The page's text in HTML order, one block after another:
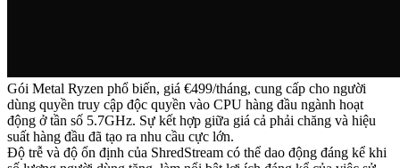
Gói Metal Ryzen phổ biến, giá €499/tháng, cung cấp cho người
dùng quyền truy cập độc quyền vào CPU hàng đầu ngành hoạt
động ở tần số 5.7GHz. Sự kết hợp giữa giá cả phải chăng và hiệu
suất hàng đầu đã tạo ra nhu cầu cực lớn.
Độ trễ và độ ổn định của ShredStream có thể dao động đáng kể khi